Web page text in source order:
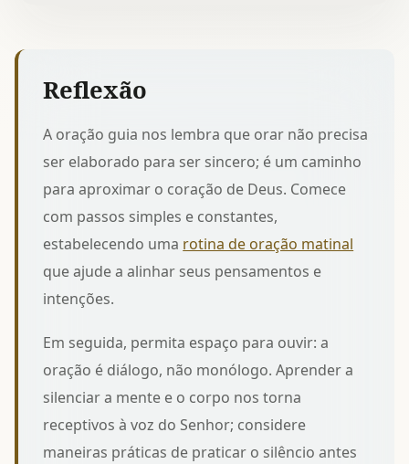
Reflexão
A oração guia nos lembra que orar não precisa
ser elaborado para ser sincero; é um caminho
para aproximar o coração de Deus. Comece
com passos simples e constantes,
estabelecendo uma rotina de oração matinal
que ajude a alinhar seus pensamentos e
intenções.
Em seguida, permita espaço para ouvir: a
oração é diálogo, não monólogo. Aprender a
silenciar a mente e o corpo nos torna
receptivos à voz do Senhor; considere
maneiras práticas de praticar o silêncio antes